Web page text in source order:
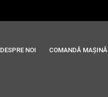
DESPRE NOI COMANDĂ MAȘINĂ